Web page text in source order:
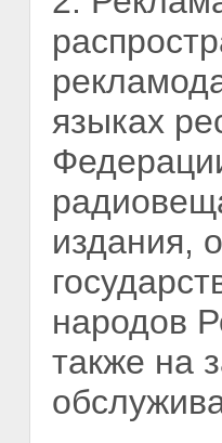
языках
издания,
народов
также на